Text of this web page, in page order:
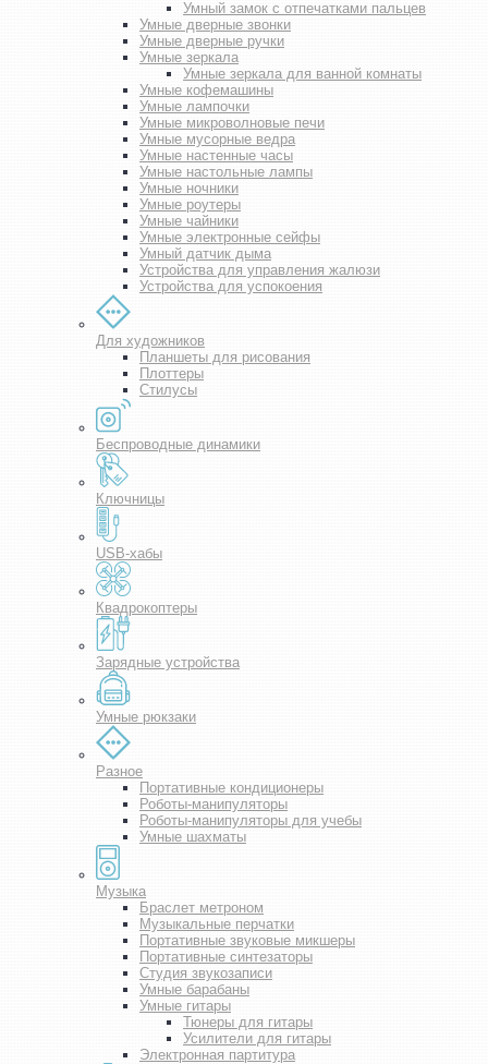
Умный замок с отпечатками пальцев
Умные дверные звонки
Умные дверные ручки
Умные зеркала
Умные зеркала для ванной комнаты
Умные кофемашины
Умные лампочки
Умные микроволновые печи
Умные мусорные ведра
Умные настенные часы
Умные настольные лампы
Умные ночники
Умные роутеры
Умные чайники
Умные электронные сейфы
Умный датчик дыма
Устройства для управления жалюзи
Устройства для успокоения
Для художников
Планшеты для рисования
Плоттеры
Стилусы
Беспроводные динамики
Ключницы
USB-хабы
Квадрокоптеры
Зарядные устройства
Умные рюкзаки
Разное
Портативные кондиционеры
Роботы-манипуляторы
Роботы-манипуляторы для учебы
Умные шахматы
Музыка
Браслет метроном
Музыкальные перчатки
Портативные звуковые микшеры
Портативные синтезаторы
Студия звукозаписи
Умные барабаны
Умные гитары
Тюнеры для гитары
Усилители для гитары
Электронная партитура